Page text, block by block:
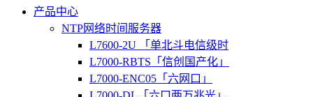
产品中心
NTP网络时间服务器
L7600-2U 「单北斗电信级时
L7000-RBTS「信创国产化」
L7000-ENC05「六网口」